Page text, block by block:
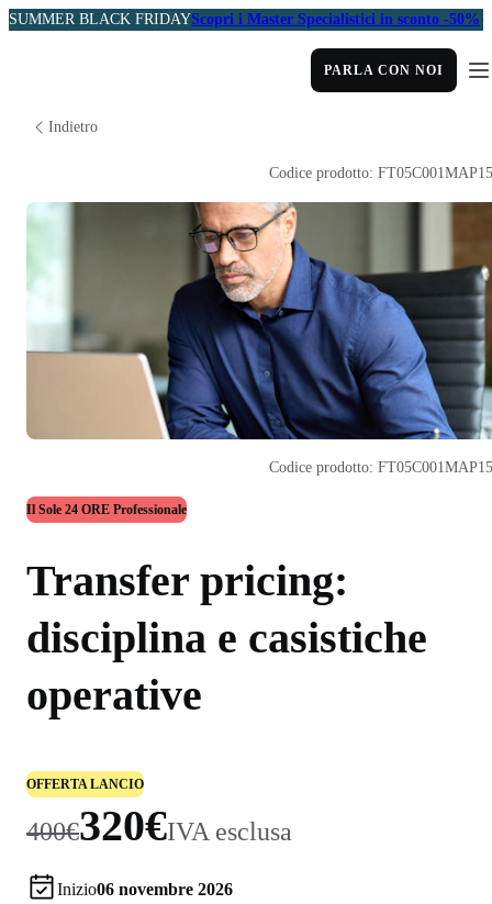
SUMMER BLACK FRIDAYScopri i Master Specialistici in sconto -50%
PARLA CON NOI
Indietro
Il Sole 24 ORE Professionale
Transfer pricing:
disciplina e casistiche
operative
OFFERTA LANCIO
400€320€IVA esclusa
Inizio06 novembre 2026
Codice prodotto:
Codice prodotto: